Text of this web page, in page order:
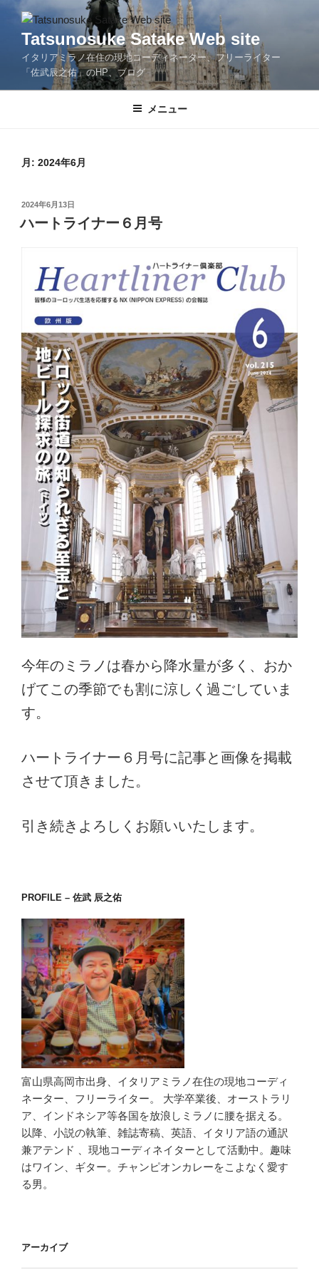
へ
Tatsunosuke Satake Web site
イタリアミラノ在住の現地コーディネーター、フリーライター
「佐武辰之佑」のHP、ブログ
メニュー
月: 2024年6月
投
日:
2024年6月13日
ハートライナー６月号
今年のミラノは春から降水量が多く、おか
げてこの季節でも割に涼しく過ごしていま
す。
ハートライナー６月号に記事と画像を掲載
させて頂きました。
引き続きよろしくお願いいたします。
PROFILE – 佐武 辰之佑
富山県高岡市出身、イタリアミラノ在住の現地コーディ
ネーター、フリーライター。 大学卒業後、オーストラリ
ア、インドネシア等各国を放浪しミラノに腰を据える。
以降、小説の執筆、雑誌寄稿、英語、イタリア語の通訳
兼アテンド 、現地コーディネイターとして活動中。趣味
はワイン、ギター。チャンピオンカレーをこよなく愛す
る男。
アーカイブ